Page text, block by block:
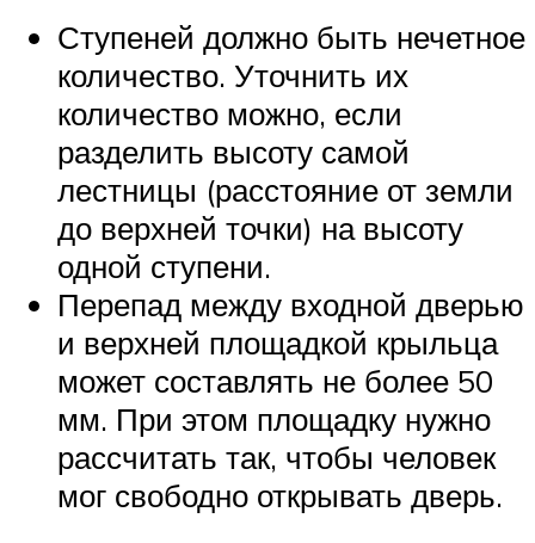
Ступеней должно быть нечетное
количество. Уточнить их
количество можно, если
разделить высоту самой
лестницы (расстояние от земли
до верхней точки) на высоту
одной ступени.
Перепад между входной дверью
и верхней площадкой крыльца
может составлять не более 50
мм. При этом площадку нужно
рассчитать так, чтобы человек
мог свободно открывать дверь.